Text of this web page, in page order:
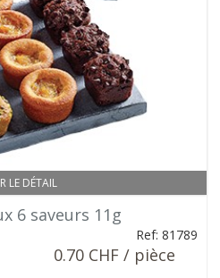
LE DÉTAIL
6 saveurs 11g
Ref: 81789
0.70 CHF / pièce